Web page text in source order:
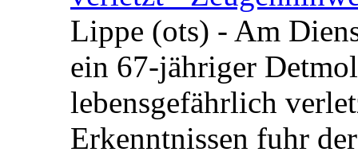
Lippe (ots) - Am
ein 67-jähriger
lebensgefährlich
Erkenntnissen fuhr